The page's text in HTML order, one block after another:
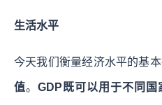
生活水平
今天我们衡量经济水平的基
值。 GDP既可以用于不同